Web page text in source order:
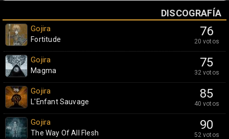
DISCOGRAFÍA
76
20 votos
Gojira
Fortitude
75
32 votos
Gojira
Magma
85
40 votos
Gojira
L'Enfant Sauvage
90
52 votos
Gojira
The Way Of All Flesh